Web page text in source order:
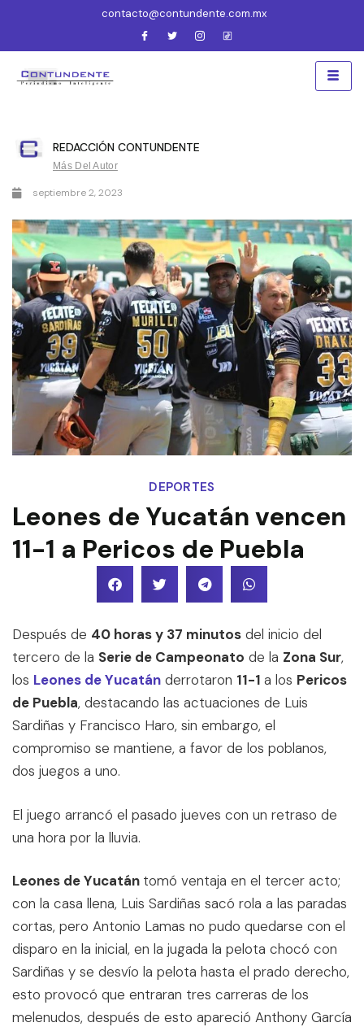
contacto@contundente.com.mx
REDACCIÓN CONTUNDENTE
Más Del Autor
septiembre 2, 2023
DEPORTES
Leones de Yucatán vencen
11-1 a Pericos de Puebla
Después de 40 horas y 37 minutos del inicio del
tercero de la Serie de Campeonato de la Zona Sur,
los Leones de Yucatán derrotaron 11-1 a los Pericos
de Puebla, destacando las actuaciones de Luis
Sardiñas y Francisco Haro, sin embargo, el
compromiso se mantiene, a favor de los poblanos,
dos juegos a uno.
El juego arrancó el pasado jueves con un retraso de
una hora por la lluvia.
Leones de Yucatán tomó ventaja en el tercer acto;
con la casa llena, Luis Sardiñas sacó rola a las paradas
cortas, pero Antonio Lamas no pudo quedarse con el
disparo en la inicial, en la jugada la pelota chocó con
Sardiñas y se desvío la pelota hasta el prado derecho,
esto provocó que entraran tres carreras de los
melenudos, después de esto apareció Anthony García